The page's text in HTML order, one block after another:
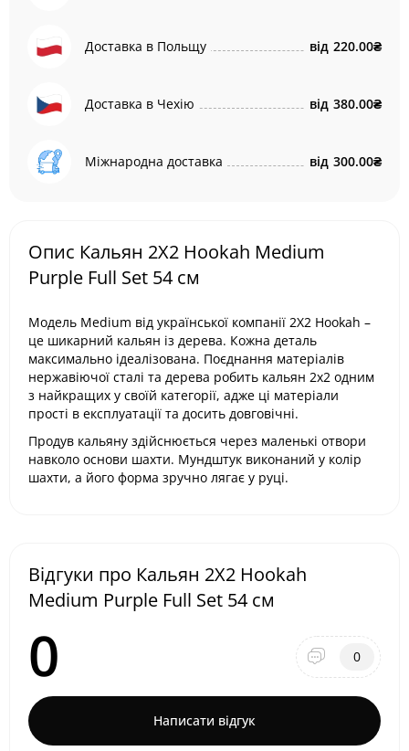
Доставка в Польщу від 220.00₴
Доставка в Чехію від 380.00₴
Міжнародна доставка від 300.00₴
Опис Кальян 2X2 Hookah Medium
Purple Full Set 54 см
Модель Medium від української компанії 2X2 Hookah –
це шикарний кальян із дерева. Кожна деталь
максимально ідеалізована. Поєднання матеріалів
нержавіючої сталі та дерева робить кальян 2x2 одним
з найкращих у своїй категорії, адже ці матеріали
прості в експлуатації та досить довговічні.
Продув кальяну здійснюється через маленькі отвори
навколо основи шахти. Мундштук виконаний у колір
шахти, а його форма зручно лягає у руці.
Відгуки про Кальян 2X2 Hookah
Medium Purple Full Set 54 см
0 0
Написати відгук